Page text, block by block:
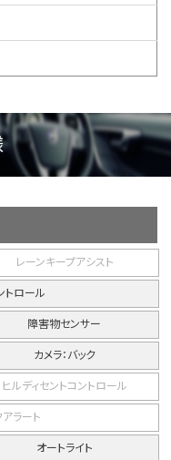
トロール
レーンキープアシスト
障害物センサー
カメラ：バック
ヒルディセントコントロール
アラート
オートライト